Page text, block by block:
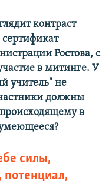
контраст
сертификат
Ростова, с
в митинге. У
учитель" не
должны
в
силы,